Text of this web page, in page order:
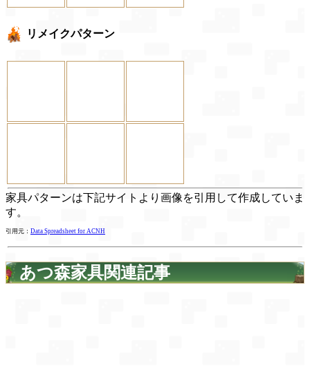
リメイクパターン
家具パターンは下記サイトより画像を引用して作成していま
す。
引用元： Data Spreadsheet for ACNH
あつ森家具関連記事